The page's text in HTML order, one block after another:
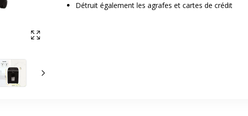
Afficher en plein écran
Slide suivant
Détruit également les agrafes et cartes de crédit